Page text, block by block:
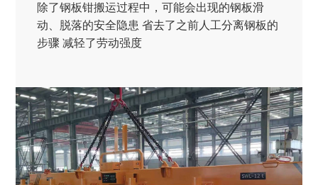
除了钢板钳搬运过程中，可能会出现的钢板滑
动、脱落的安全隐患 省去了之前人工分离钢板的
步骤 减轻了劳动强度